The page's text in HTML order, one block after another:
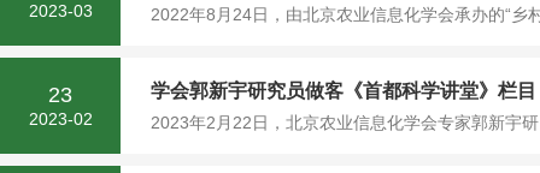
2022年8月24日，由北京农业信息化学会承办的“
2023-03
学会郭新宇研究员做客《首都科学讲堂》栏目
2023年2月22日，北京农业信息化学会专家郭新宇
23
2023-02